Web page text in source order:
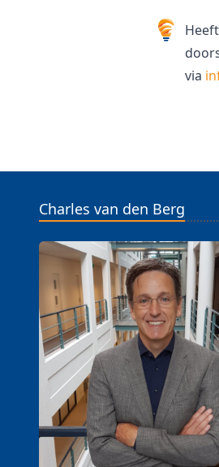
via
Charles van den Berg